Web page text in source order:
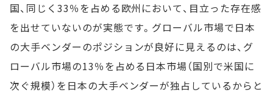
国、同じく33％を占める欧州において、目立った存在感
を出せていないのが実態です。グローバル市場で日本
の大手ベンダーのポジションが良好に見えるのは、グ
ローバル市場の13％を占める日本市場（国別で米国に
次ぐ規模）を日本の大手ベンダーが独占しているからと